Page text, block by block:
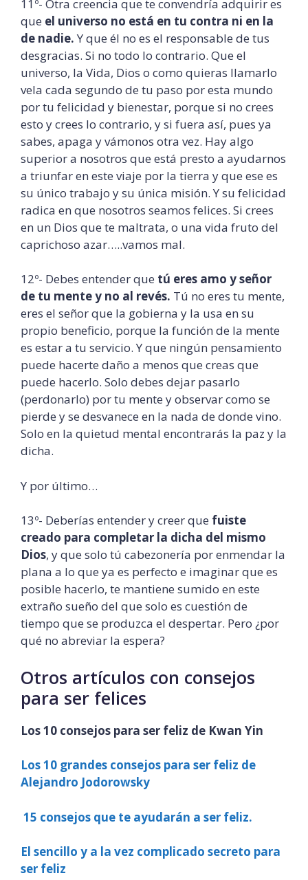
11º- Otra creencia que te convendría adquirir es
que el universo no está en tu contra ni en la
de nadie. Y que él no es el responsable de tus
desgracias. Si no todo lo contrario. Que el
universo, la Vida, Dios o como quieras llamarlo
vela cada segundo de tu paso por esta mundo
por tu felicidad y bienestar, porque si no crees
esto y crees lo contrario, y si fuera así, pues ya
sabes, apaga y vámonos otra vez. Hay algo
superior a nosotros que está presto a ayudarnos
a triunfar en este viaje por la tierra y que ese es
su único trabajo y su única misión. Y su felicidad
radica en que nosotros seamos felices. Si crees
en un Dios que te maltrata, o una vida fruto del
caprichoso azar…..vamos mal.
12º- Debes entender que tú eres amo y señor
de tu mente y no al revés. Tú no eres tu mente,
eres el señor que la gobierna y la usa en su
propio beneficio, porque la función de la mente
es estar a tu servicio. Y que ningún pensamiento
puede hacerte daño a menos que creas que
puede hacerlo. Solo debes dejar pasarlo
(perdonarlo) por tu mente y observar como se
pierde y se desvanece en la nada de donde vino.
Solo en la quietud mental encontrarás la paz y la
dicha.
Y por último…
13º- Deberías entender y creer que fuiste
creado para completar la dicha del mismo
Dios, y que solo tú cabezonería por enmendar la
plana a lo que ya es perfecto e imaginar que es
posible hacerlo, te mantiene sumido en este
extraño sueño del que solo es cuestión de
tiempo que se produzca el despertar. Pero ¿por
qué no abreviar la espera?
Otros artículos con consejos
para ser felices
Los 10 consejos para ser feliz de Kwan Yin
Los 10 grandes consejos para ser feliz de
Alejandro Jodorowsky
15 consejos que te ayudarán a ser feliz.
El sencillo y a la vez complicado secreto para
ser feliz